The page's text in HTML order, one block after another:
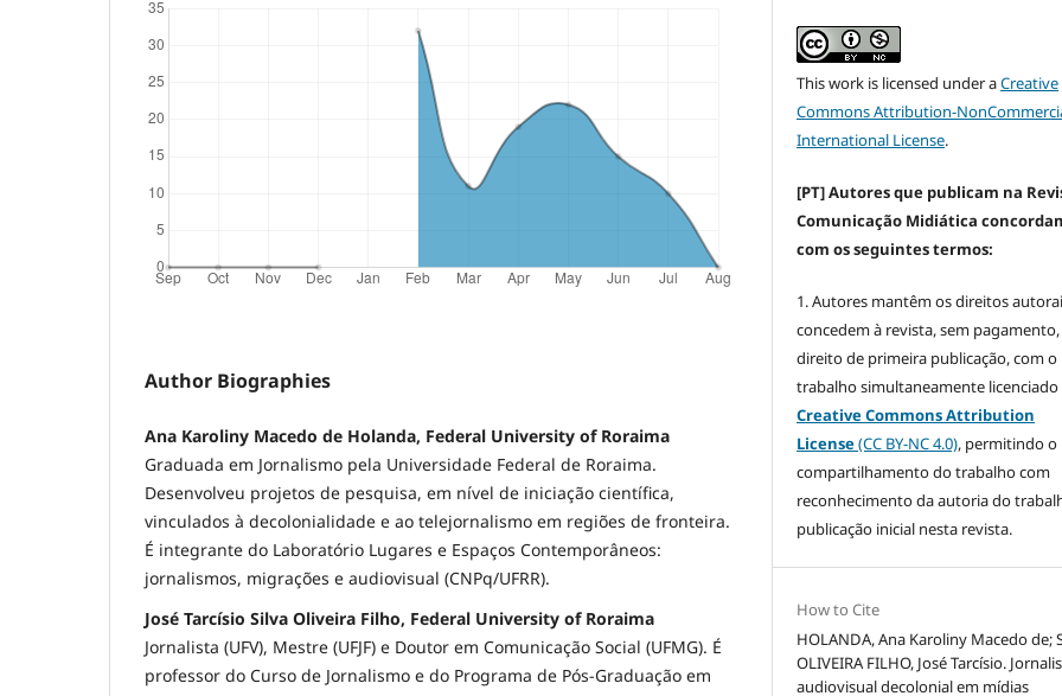
Author Biographies
Ana Karoliny Macedo de Holanda, Federal University of Roraima
Graduada em Jornalismo pela Universidade Federal de Roraima.
Desenvolveu projetos de pesquisa, em nível de iniciação científica,
vinculados à decolonialidade e ao telejornalismo em regiões de fronteira.
É integrante do Laboratório Lugares e Espaços Contemporâneos:
jornalismos, migrações e audiovisual (CNPq/UFRR).
José Tarcísio Silva Oliveira Filho, Federal University of Roraima
Jornalista (UFV), Mestre (UFJF) e Doutor em Comunicação Social (UFMG). É
professor do Curso de Jornalismo e do Programa de Pós-Graduação em
This work is licensed under aCreative
Commons Attribution-
International License.
[PT] Autores que publicam na
Comunicação Midiática
com os seguintes termos:
1. Autores mantêm os direitos
concedem à revista, sem
direito de primeira publicação, com o
trabalho simultaneamente licenciado
Creative Commons Attribution
License(CC BY-NC 4.0), permitindo o
compartilhamento do trabalho com
reconhecimento da autoria do
publicação inicial nesta revista.
How to Cite
HOLANDA, Ana Karoliny Macedo de;
OLIVEIRA FILHO, José Tarcísio.
audiovisual decolonial em mídias